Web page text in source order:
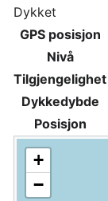
Dykket
GPS posisjon
Nivå
Tilgjengelighet
Dykkedybde
Posisjon
+
−